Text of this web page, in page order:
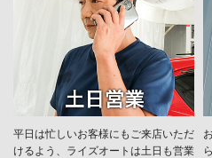
平日は忙しいお客様にもご来店いただ
けるよう、ライズオートは土日も営業